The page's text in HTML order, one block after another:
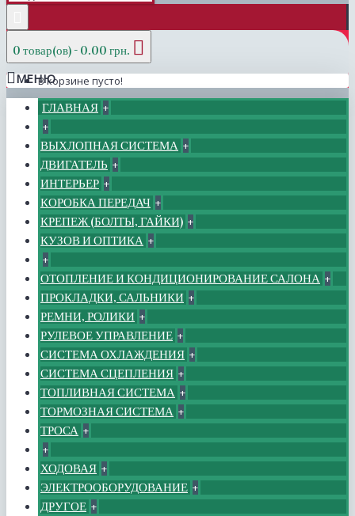
0 товар(ов) - 0.00 грн.
В корзине пусто!
МЕНЮ
ГЛАВНАЯ +
+
ВЫХЛОПНАЯ СИСТЕМА +
ДВИГАТЕЛЬ +
ИНТЕРЬЕР +
КОРОБКА ПЕРЕДАЧ +
КРЕПЕЖ (БОЛТЫ, ГАЙКИ) +
КУЗОВ И ОПТИКА +
+
ОТОПЛЕНИЕ И КОНДИЦИОНИРОВАНИЕ САЛОНА +
ПРОКЛАДКИ, САЛЬНИКИ +
РЕМНИ, РОЛИКИ +
РУЛЕВОЕ УПРАВЛЕНИЕ +
СИСТЕМА ОХЛАЖДЕНИЯ +
СИСТЕМА СЦЕПЛЕНИЯ +
ТОПЛИВНАЯ СИСТЕМА +
ТОРМОЗНАЯ СИСТЕМА +
ТРОСА +
+
ХОДОВАЯ +
ЭЛЕКТРООБОРУДОВАНИЕ +
ДРУГОЕ +